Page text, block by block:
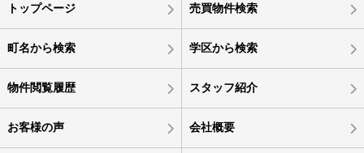
トップページ 売買物件検索
町名から検索 学区から検索
物件閲覧履歴 スタッフ紹介
お客様の声 会社概要